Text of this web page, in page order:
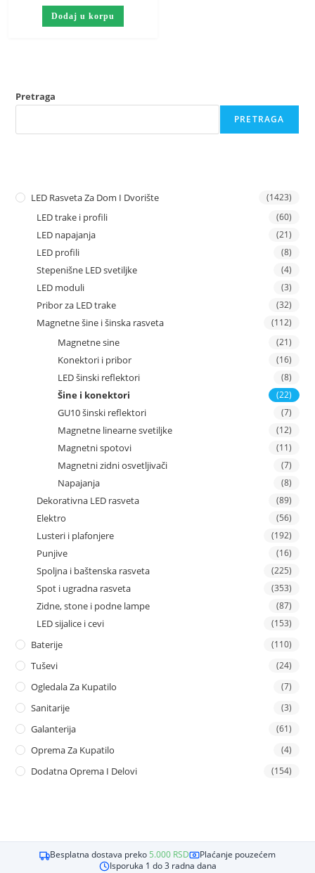
Dodaj u korpu
Pretraga
PRETRAGA
LED Rasveta Za Dom I Dvorište (1423)
LED trake i profili (60)
LED napajanja (21)
LED profili (8)
Stepenišne LED svetiljke (4)
LED moduli (3)
Pribor za LED trake (32)
Magnetne šine i šinska rasveta (112)
Magnetne sine (21)
Konektori i pribor (16)
LED šinski reflektori (8)
Šine i konektori (22)
GU10 šinski reflektori (7)
Magnetne linearne svetiljke (12)
Magnetni spotovi (11)
Magnetni zidni osvetljivači (7)
Napajanja (8)
Dekorativna LED rasveta (89)
Elektro (56)
Lusteri i plafonjere (192)
Punjive (16)
Spoljna i baštenska rasveta (225)
Spot i ugradna rasveta (353)
Zidne, stone i podne lampe (87)
LED sijalice i cevi (153)
Baterije (110)
Tuševi (24)
Ogledala Za Kupatilo (7)
Sanitarije (3)
Galanterija (61)
Oprema Za Kupatilo (4)
Dodatna Oprema I Delovi (154)
Besplatna dostava preko 5.000 RSD
Plaćanje pouzećem
Isporuka 1 do 3 radna dana